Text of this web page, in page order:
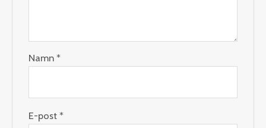
Namn*
E-post*